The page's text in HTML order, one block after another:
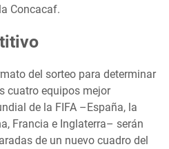
Concacaf.
del sorteo para determinar
cuatro equipos mejor
de la FIFA –España, la
Francia e Inglaterra– serán
de un nuevo cuadro del